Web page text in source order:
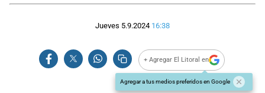
Jueves 5.9.2024 16:38
+ Agregar El Litoral en
Agregar a tus medios preferidos en Google